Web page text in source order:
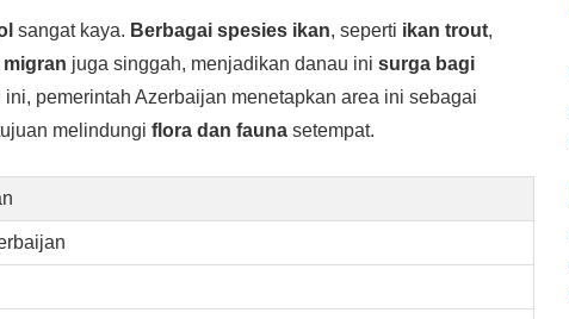
sangat kaya. Berbagai spesies ikan, seperti ikan trout,
juga singgah, menjadikan danau inisurga bagi
pemerintah Azerbaijan menetapkan area ini sebagai
melindungiflora dan fauna setempat.